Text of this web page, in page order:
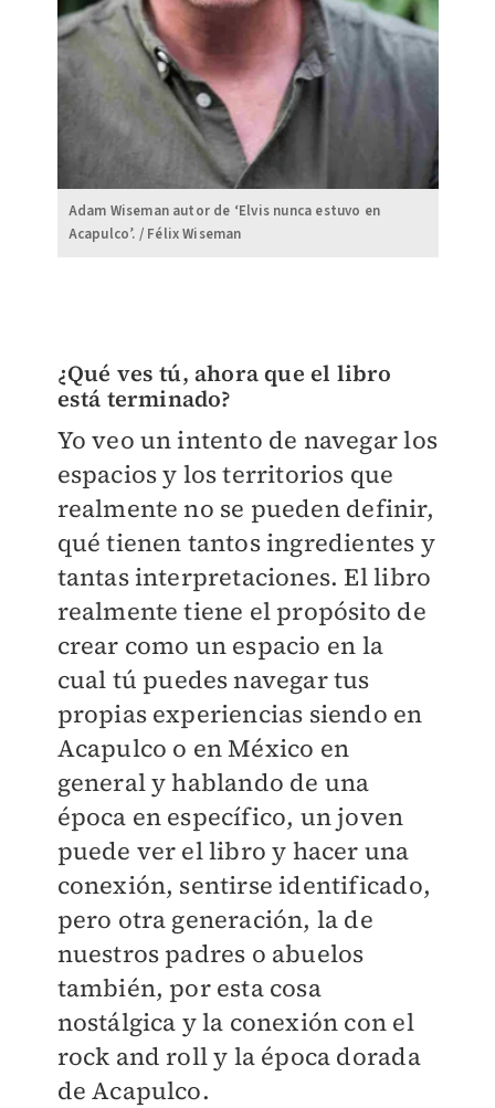
Adam Wiseman autor de ‘Elvis nunca estuvo en
Acapulco’. / Félix Wiseman
¿Qué ves tú, ahora que el libro
está terminado?
Yo veo un intento de navegar los
espacios y los territorios que
realmente no se pueden definir,
qué tienen tantos ingredientes y
tantas interpretaciones. El libro
realmente tiene el propósito de
crear como un espacio en la
cual tú puedes navegar tus
propias experiencias siendo en
Acapulco o en México en
general y hablando de una
época en específico, un joven
puede ver el libro y hacer una
conexión, sentirse identificado,
pero otra generación, la de
nuestros padres o abuelos
también, por esta cosa
nostálgica y la conexión con el
rock and roll y la época dorada
de Acapulco.